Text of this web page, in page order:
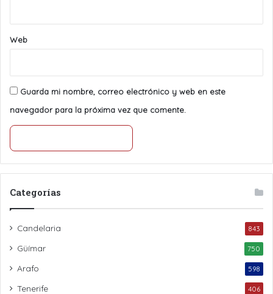
Web
Guarda mi nombre, correo electrónico y web en este
navegador para la próxima vez que comente.
Categorías
Candelaria 843
Güímar 750
Arafo 598
Tenerife 406